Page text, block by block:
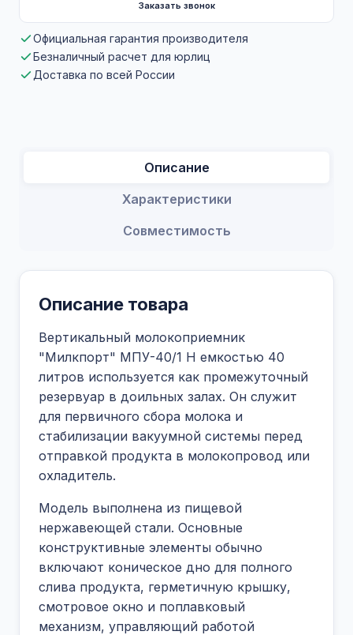
Заказать звонок
Официальная гарантия производителя
Безналичный расчет для юрлиц
Доставка по всей России
Описание
Характеристики
Совместимость
Описание товара
Вертикальный молокоприемник
"Милкпорт" МПУ-40/1 Н емкостью 40
литров используется как промежуточный
резервуар в доильных залах. Он служит
для первичного сбора молока и
стабилизации вакуумной системы перед
отправкой продукта в молокопровод или
охладитель.
Модель выполнена из пищевой
нержавеющей стали. Основные
конструктивные элементы обычно
включают коническое дно для полного
слива продукта, герметичную крышку,
смотровое окно и поплавковый
механизм, управляющий работой